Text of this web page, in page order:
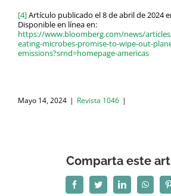
[4]Artículo publicado el 8 de abril de 2024
Disponible en línea en:
https://www.bloomberg.com/news/
eating-microbes-promise-to-wipe-out-
emissions?srnd=homepage-americas
Mayo 14, 2024 | Revista 1046 |
Comparta este
FacebookTwitterLinkedIn